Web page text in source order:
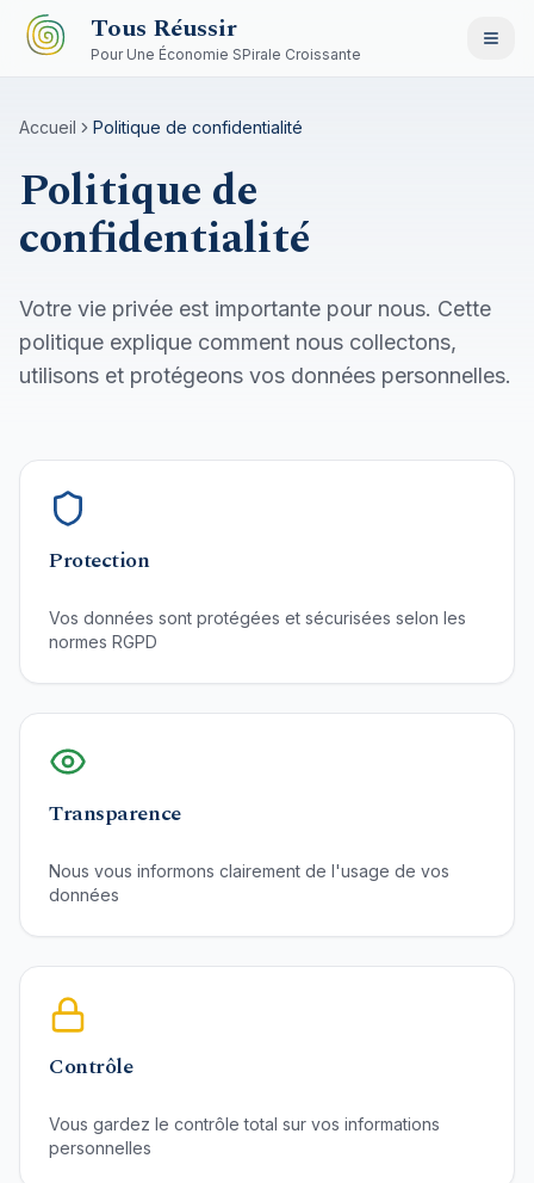
Aller au contenu principal
Tous Réussir
Pour Une Économie SPirale Croissante
Accueil Politique de confidentialité
Politique de
confidentialité
Votre vie privée est importante pour nous. Cette
politique explique comment nous collectons,
utilisons et protégeons vos données personnelles.
Protection
Vos données sont protégées et sécurisées selon les
normes RGPD
Transparence
Nous vous informons clairement de l'usage de vos
données
Contrôle
Vous gardez le contrôle total sur vos informations
personnelles